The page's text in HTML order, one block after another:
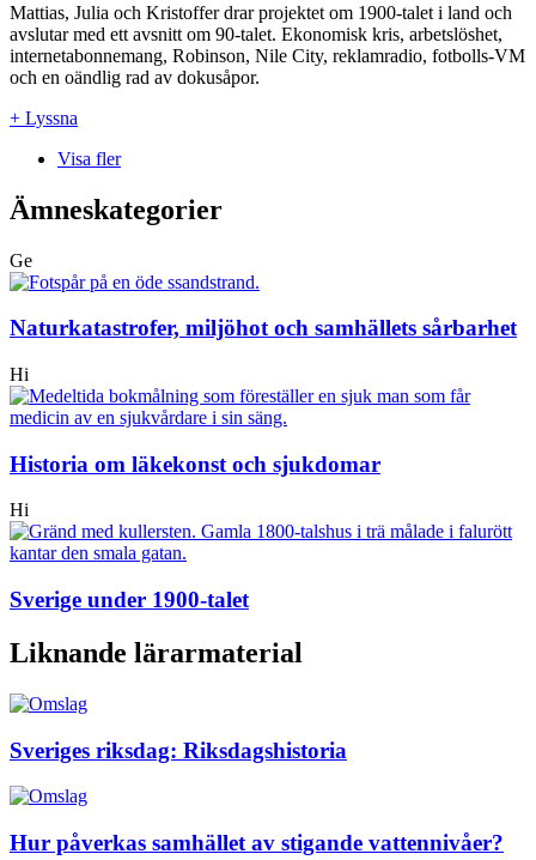
Mattias, Julia och Kristoffer drar projektet om 1900-talet i land och
avslutar med ett avsnitt om 90-talet. Ekonomisk kris, arbetslöshet,
internetabonnemang, Robinson, Nile City, reklamradio, fotbolls-VM
och en oändlig rad av dokusåpor.
+ Lyssna
Visa fler
Ämneskategorier
Ge
Naturkatastrofer, miljöhot och samhällets sårbarhet
Hi
Historia om läkekonst och sjukdomar
Hi
Sverige under 1900-talet
Liknande lärarmaterial
Sveriges riksdag: Riksdagshistoria
Hur påverkas samhället av stigande vattennivåer?